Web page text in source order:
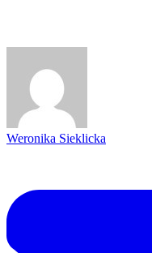
Weronika Sieklicka